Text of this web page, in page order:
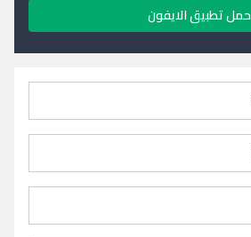
حمل تطبيق الايفون